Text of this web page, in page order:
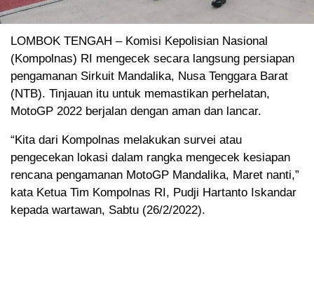
LOMBOK TENGAH – Komisi Kepolisian Nasional
(Kompolnas) RI mengecek secara langsung persiapan
pengamanan Sirkuit Mandalika, Nusa Tenggara Barat
(NTB). Tinjauan itu untuk memastikan perhelatan,
MotoGP 2022 berjalan dengan aman dan lancar.
“Kita dari Kompolnas melakukan survei atau
pengecekan lokasi dalam rangka mengecek kesiapan
rencana pengamanan MotoGP Mandalika, Maret nanti,”
kata Ketua Tim Kompolnas RI, Pudji Hartanto Iskandar
kepada wartawan, Sabtu (26/2/2022).